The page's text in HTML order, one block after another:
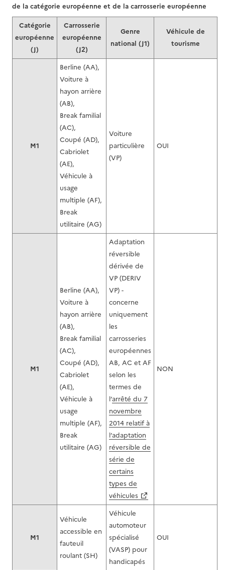
de la catégorie européenne et de la carrosserie européenne
Catégorie
européenne
(J)
Carrosserie
européenne
(J2)
Genre
national (J1)
Véhicule de
tourisme
M1
Berline (AA),
Voiture à
hayon arrière
(AB),
Break familial
(AC),
Coupé (AD),
Cabriolet
(AE),
Véhicule à
usage
multiple (AF),
Break
utilitaire (AG)
Voiture
particulière
(VP)
OUI
M1
Berline (AA),
Voiture à
hayon arrière
(AB),
Break familial
(AC),
Coupé (AD),
Cabriolet
(AE),
Véhicule à
usage
multiple (AF),
Break
utilitaire (AG)
Adaptation
réversible
dérivée de
VP (DERIV
VP) -
concerne
uniquement
les
carrosseries
européennes
AB, AC et AF
selon les
termes de
l’arrêté du 7
novembre
2014 relatif à
l’adaptation
réversible de
série de
certains
types de
véhicules
NON
M1
Véhicule
accessible en
fauteuil
roulant (SH)
Véhicule
automoteur
spécialisé
(VASP) pour
handicapés
OUI